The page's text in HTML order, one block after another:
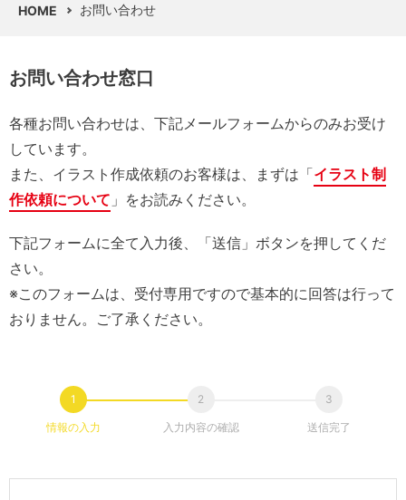
HOME お問い合わせ
お問い合わせ窓口
各種お問い合わせは、下記メールフォームからのみお受け
しています。
また、イラスト作成依頼のお客様は、まずは「イラスト制
作依頼について 」をお読みください。
下記フォームに全て入力後、「送信」ボタンを押してくだ
さい。
※このフォームは、受付専用ですので基本的に回答は行って
おりません。ご了承ください。
情報の入力 入力内容の確認 送信完了